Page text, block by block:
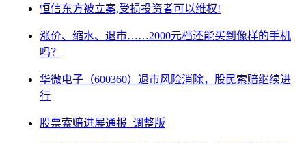
恒信东方被立案,受损投资者可以维权!
涨价、缩水、退市……2000元档还能买到像样的手机
吗？
华微电子（600360）退市风险消除，股民索赔继续进
行
股票索赔进展通报_调整版